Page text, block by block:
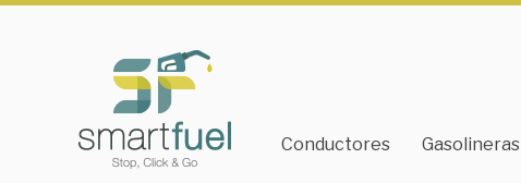
Conductores Gasolineras